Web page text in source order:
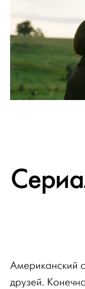
Американский
друзей.